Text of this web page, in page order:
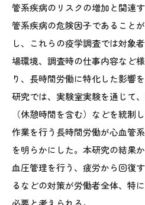
管系疾病のリスクの増加と関連
管系疾病の危険因子であること
し、これらの疫学調査では対象
場環境、調査時の仕事内容など
り、長時間労働に特化した影響
研究では、実験室実験を通じて
（休憩時間を含む）などを統制
作業を行う長時間労働が心血管
を明らかにした。本研究の結果
血圧管理を行う、疲労から回復
るなどの対策が労働者全体、特